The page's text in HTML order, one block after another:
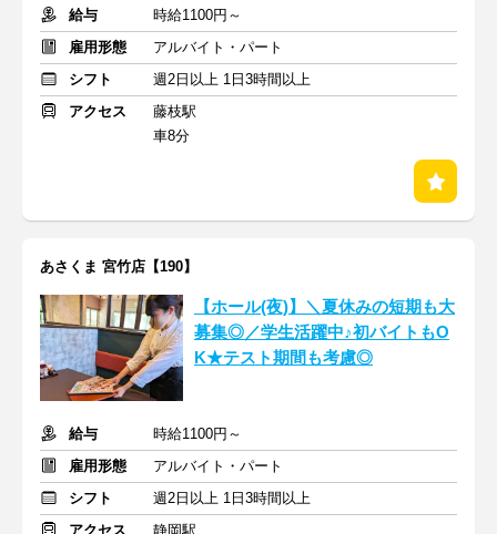
給与
時給1100円～
雇用形態
アルバイト・パート
シフト
週2日以上 1日3時間以上
アクセス
藤枝駅
車8分
あさくま 宮竹店【190】
【ホール(夜)】＼夏休みの短期も大
募集◎／学生活躍中♪初バイトもO
K★テスト期間も考慮◎
給与
時給1100円～
雇用形態
アルバイト・パート
シフト
週2日以上 1日3時間以上
アクセス
静岡駅